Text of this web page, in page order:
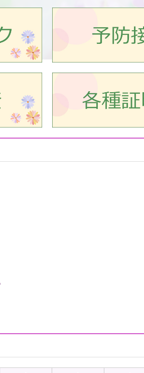
準に適合しているとして認定された
ご協力のほどよろしくお願い申し上